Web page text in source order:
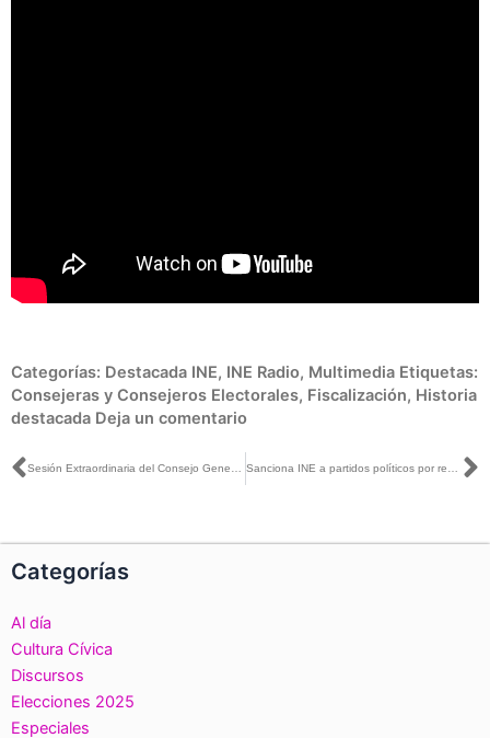
Categorías: Destacada INE, INE Radio, Multimedia Etiquetas:
Consejeras y Consejeros Electorales, Fiscalización, Historia
destacada Deja un comentario
Ant
Categorías
Al día
Cultura Cívica
Discursos
Elecciones 2025
Especiales